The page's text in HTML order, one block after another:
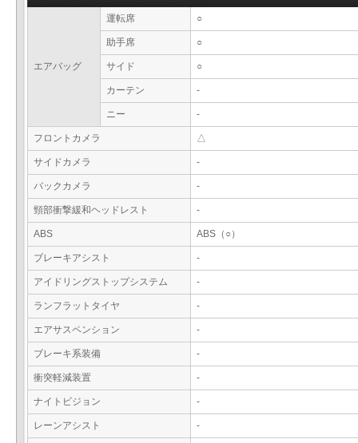
エアバッグ
運転席 ○
助手席 ○
サイド ○
カーテン -
ニー -
フロントカメラ △
サイドカメラ -
バックカメラ -
頸部衝撃緩和ヘッドレスト -
ABS ABS（○）
ブレーキアシスト -
アイドリングストップシステム -
ランフラットタイヤ -
エアサスペンション -
ブレーキ系装備 -
衝突軽減装置 -
ナイトビジョン -
レーンアシスト -